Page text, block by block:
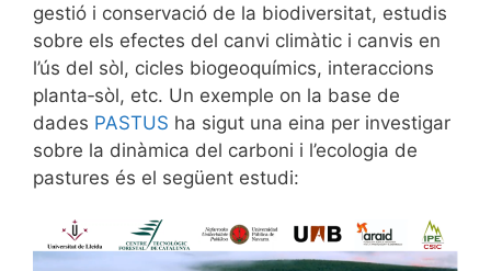
gestió i conservació de la biodiversitat, estudis
sobre els efectes del canvi climàtic i canvis en
l’ús del sòl, cicles biogeoquímics, interaccions
planta‑sòl, etc. Un exemple on la base de
dades PASTUS ha sigut una eina per investigar
sobre la dinàmica del carboni i l’ecologia de
pastures és el següent estudi: